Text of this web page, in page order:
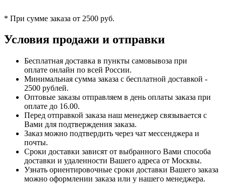
* При сумме заказа от 2500 руб.
Условия продажи и отправки
Бесплатная доставка в пункты самовывоза при
оплате онлайн по всей России.
Минимальная сумма заказа с бесплатной доставкой -
2500 рублей.
Оптовые заказы отправляем в день оплаты заказа при
оплате до 16.00.
Перед отправкой заказа наш менеджер связывается с
Вами для подтверждения заказа.
Заказ можно подтвердить через чат мессенджера и
почты.
Сроки доставки зависят от выбранного Вами способа
доставки и удаленности Вашего адреса от Москвы.
Узнать ориентировочные сроки доставки Вашего заказа
можно оформлении заказа или у нашего менеджера.